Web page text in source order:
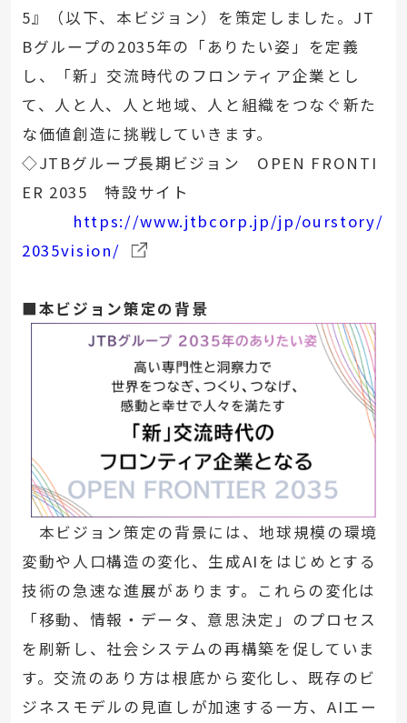
5』（以下、本ビジョン）を策定しました。JT
Bグループの2035年の「ありたい姿」を定義
し、「新」交流時代のフロンティア企業とし
て、人と人、人と地域、人と組織をつなぐ新た
な価値創造に挑戦していきます。
◇JTBグループ長期ビジョン OPEN FRONTI
ER 2035 特設サイト
https://www.jtbcorp.jp/jp/ourstory/
2035vision/
■本ビジョン策定の背景
本ビジョン策定の背景には、地球規模の環境
変動や人口構造の変化、生成AIをはじめとする
技術の急速な進展があります。これらの変化は
「移動、情報・データ、意思決定」のプロセス
を刷新し、社会システムの再構築を促していま
す。交流のあり方は根底から変化し、既存のビ
ジネスモデルの見直しが加速する一方、AIエー